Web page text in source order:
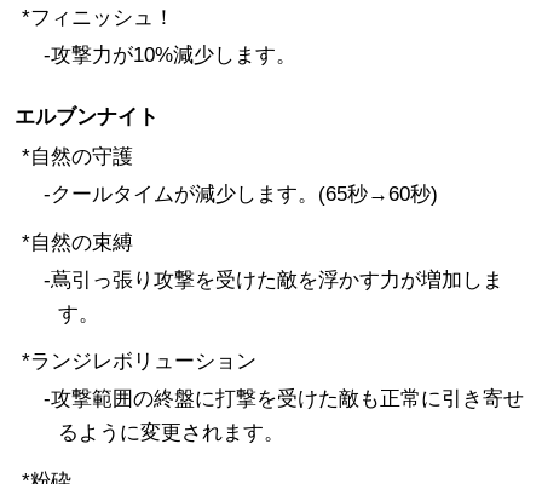
*フィニッシュ！
-攻撃力が10%減少します。
エルブンナイト
*自然の守護
-クールタイムが減少します。(65秒→60秒)
*自然の束縛
-蔦引っ張り攻撃を受けた敵を浮かす力が増加しま
す。
*ランジレボリューション
-攻撃範囲の終盤に打撃を受けた敵も正常に引き寄せ
るように変更されます。